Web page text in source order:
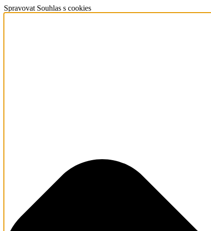
Spravovat Souhlas s cookies